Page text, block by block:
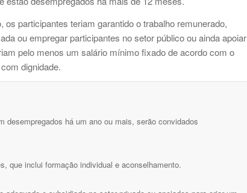
participantes teriam garantido o trabalho remunerado,
ou empregar participantes no setor público ou ainda apoiar
pelo menos um salário mínimo fixado de acordo com o
dignidade.
desempregados há um ano ou mais, serão convidados
que inclui formação individual e aconselhamento.